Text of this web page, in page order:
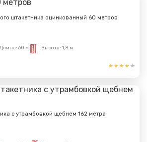
штакетника оцинкованный 60 метров
Длина: 60 м Высота: 1,8 м
с утрамбовкой щебнем 162 метра